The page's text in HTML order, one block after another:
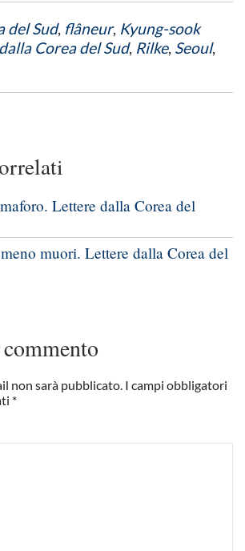
del Sud, flâneur, Kyung-sook
Corea del Sud, Rilke, Seoul,
Lettere dalla Corea del
muori. Lettere dalla Corea del
non sarà pubblicato. I campi obbligatori
*